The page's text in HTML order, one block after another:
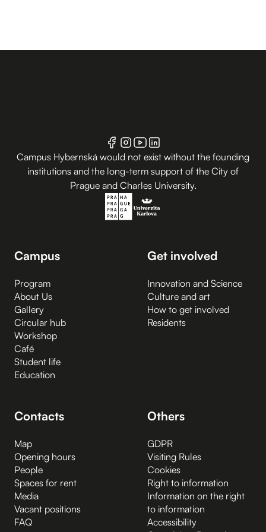
Campus Hybernská would not exist without the founding
institutions and the long-term support of the City of
Prague and Charles University.
Campus
Program
About Us
Gallery
Circular hub
Workshop
Café
Student life
Education
Get involved
Innovation and Science
Culture and art
How to get involved
Residents
Contacts
Map
Opening hours
People
Spaces for rent
Media
Vacant positions
FAQ
Others
GDPR
Visiting Rules
Cookies
Right to information
Information on the right
to information
Accessibility